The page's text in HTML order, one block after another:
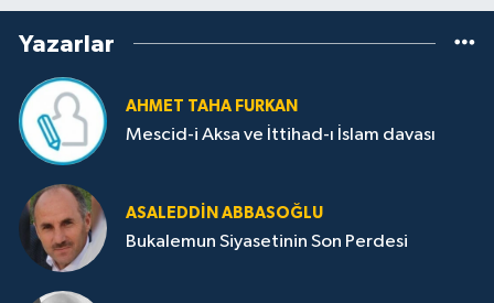
Yazarlar
AHMET TAHA FURKAN
Mescid-i Aksa ve İttihad-ı İslam davası
ASALEDDIN ABBASOĞLU
Bukalemun Siyasetinin Son Perdesi